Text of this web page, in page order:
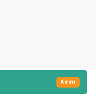
Kirim